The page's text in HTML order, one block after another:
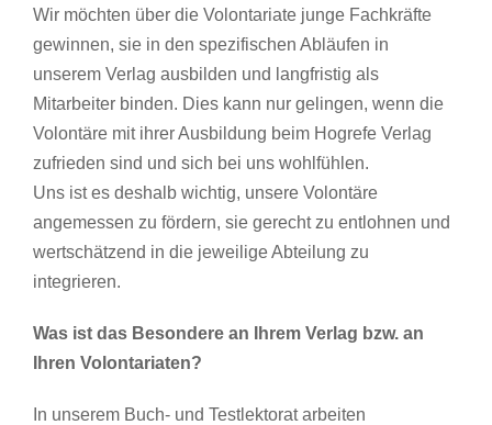
Wir möchten über die Volontariate junge Fachkräfte
gewinnen, sie in den spezifischen Abläufen in
unserem Verlag ausbilden und langfristig als
Mitarbeiter binden. Dies kann nur gelingen, wenn die
Volontäre mit ihrer Ausbildung beim Hogrefe Verlag
zufrieden sind und sich bei uns wohlfühlen.
Uns ist es deshalb wichtig, unsere Volontäre
angemessen zu fördern, sie gerecht zu entlohnen und
wertschätzend in die jeweilige Abteilung zu
integrieren.
Was ist das Besondere an Ihrem Verlag bzw. an
Ihren Volontariaten?
In unserem Buch- und Testlektorat arbeiten